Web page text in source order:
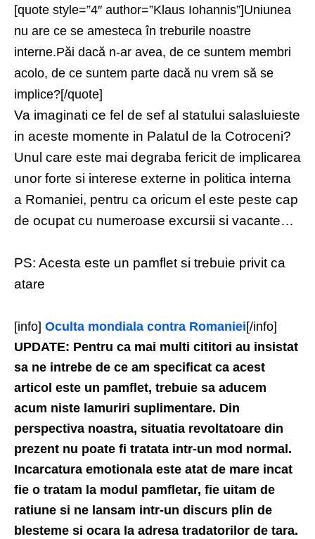
[quote style=”4″ author=”Klaus Iohannis”]Uniunea
nu are ce se amesteca în treburile noastre
interne.Păi dacă n-ar avea, de ce suntem membri
acolo, de ce suntem parte dacă nu vrem să se
implice?[/quote]
Va imaginati ce fel de sef al statului salasluieste
in aceste momente in Palatul de la Cotroceni?
Unul care este mai degraba fericit de implicarea
unor forte si interese externe in politica interna
a Romaniei, pentru ca oricum el este peste cap
de ocupat cu numeroase excursii si vacante…
PS: Acesta este un pamflet si trebuie privit ca
atare
[info] Oculta mondiala contra Romaniei[/info]
UPDATE: Pentru ca mai multi cititori au insistat
sa ne intrebe de ce am specificat ca acest
articol este un pamflet, trebuie sa aducem
acum niste lamuriri suplimentare. Din
perspectiva noastra, situatia revoltatoare din
prezent nu poate fi tratata intr-un mod normal.
Incarcatura emotionala este atat de mare incat
fie o tratam la modul pamfletar, fie uitam de
ratiune si ne lansam intr-un discurs plin de
blesteme si ocara la adresa tradatorilor de tara.